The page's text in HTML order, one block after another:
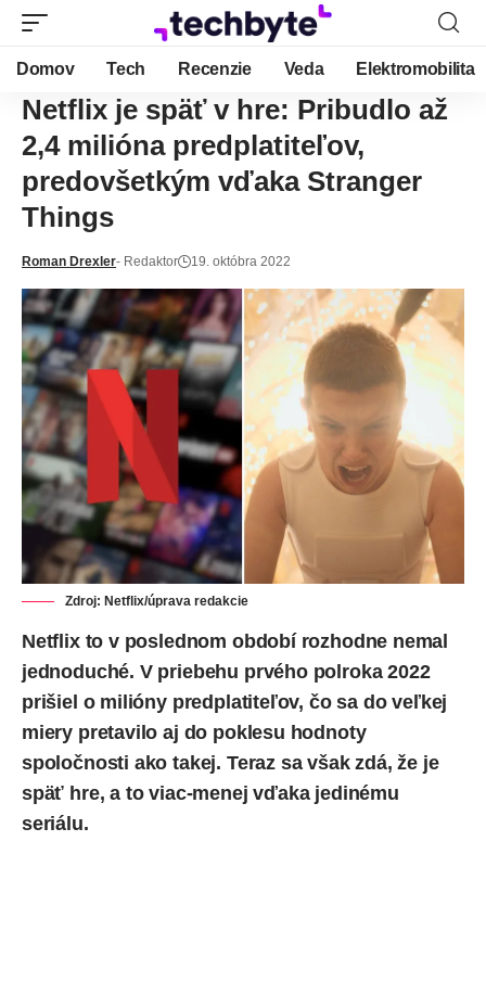
Domov Tech Recenzie Veda Elektromobilita
Netflix je späť v hre: Pribudlo až
2,4 milióna predplatiteľov,
predovšetkým vďaka Stranger
Things
Roman Drexler- Redaktor 19. októbra 2022
Zdroj: Netflix/úprava redakcie
Netflix to v poslednom období rozhodne nemal
jednoduché. V priebehu prvého polroka 2022
prišiel o milióny predplatiteľov, čo sa do veľkej
miery pretavilo aj do poklesu hodnoty
spoločnosti ako takej. Teraz sa však zdá, že je
späť hre, a to viac-menej vďaka jedinému
seriálu.